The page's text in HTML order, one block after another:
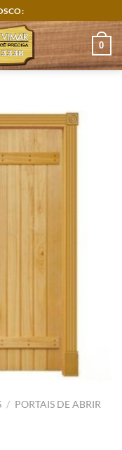
0
/ PORTAIS DE ABRIR